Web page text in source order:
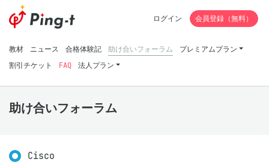
教材 ニュース 合格体験記 助け合いフォーラム
プレミアムプラン
割引チケット
FAQ 法人プラン
ログイン 会員登録（無料）
助け合いフォーラム
Cisco